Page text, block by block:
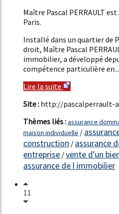
Maître Pascal PERRAULT
Paris.
Installé dans un quartier de
droit, Maître Pascal
immobilier, a développé
compétence particulière en...
Lire la suite
Site : http://pascalperrault-
Thèmes liés :assurance
maison individuelle /
construction / assurance
entreprise /vente d'un
assurance de l immobilier
11